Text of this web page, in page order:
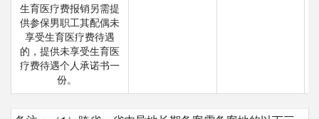
生育医疗费报销另需提
供参保男职工其配偶未
享受生育医疗费待遇
的，提供未享受生育医
疗费待遇个人承诺书一
份。